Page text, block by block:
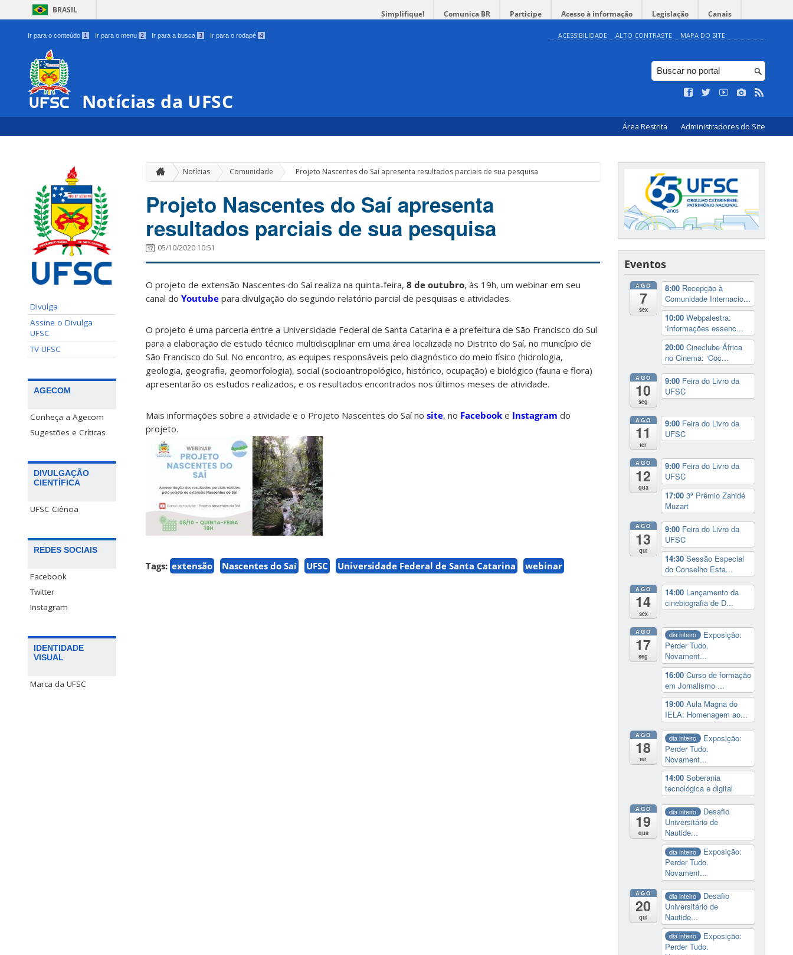
BRASIL Simplifique! Comunica BR Participe Acesso à informação Legislação Canais
Ir para o conteúdo 1 Ir para o menu 2 Ir para a busca 3 Ir para o rodapé 4 ACESSIBILIDADE ALTO CONTRASTE MAPA DO SITE
Notícias da UFSC
Área Restrita Administradores do Site
Divulga
Assine o Divulga
UFSC
TV UFSC
AGECOM
Conheça a Agecom
Sugestões e Críticas
DIVULGAÇÃO
CIENTÍFICA
UFSC Ciência
REDES SOCIAIS
Facebook
Twitter
Instagram
IDENTIDADE
VISUAL
Marca da UFSC
Notícias Comunidade » Projeto Nascentes do Saí apresenta resultados parciais de sua pesquisa
Projeto Nascentes do Saí apresenta
resultados parciais de sua pesquisa
05/10/2020 10:51
O projeto de extensão Nascentes do Saí realiza na quinta-feira, 8 de outubro, às 19h, um webinar em seu
canal do Youtube para divulgação do segundo relatório parcial de pesquisas e atividades.
O projeto é uma parceria entre a Universidade Federal de Santa Catarina e a prefeitura de São Francisco do Sul
para a elaboração de estudo técnico multidisciplinar em uma área localizada no Distrito do Saí, no município de
São Francisco do Sul. No encontro, as equipes responsáveis pelo diagnóstico do meio físico (hidrologia,
geologia, geografia, geomorfologia), social (socioantropológico, histórico, ocupação) e biológico (fauna e flora)
apresentarão os estudos realizados, e os resultados encontrados nos últimos meses de atividade.
Mais informações sobre a atividade e o Projeto Nascentes do Saí no site, no Facebook e Instagram do
projeto.
Tags: extensão Nascentes do Saí UFSC Universidade Federal de Santa Catarina webinar
Eventos
AGO
7
sex
8:00 Recepção à
Comunidade Internacio...
10:00 Webpalestra:
‘Informações essenc...
20:00 Cineclube África
no Cinema: ‘Coc...
AGO
10
seg
9:00 Feira do Livro da
UFSC
AGO
11
ter
9:00 Feira do Livro da
UFSC
AGO
12
qua
9:00 Feira do Livro da
UFSC
17:00 3º Prêmio Zahidé
Muzart
AGO
13
qui
9:00 Feira do Livro da
UFSC
14:30 Sessão Especial
do Conselho Esta...
AGO
14
sex
14:00 Lançamento da
cinebiografia de D...
AGO
17
seg
dia inteiro
Exposição:
Perder Tudo.
Novament...
16:00 Curso de formação
em Jornalismo ...
19:00 Aula Magna do
IELA: Homenagem ao...
AGO
18
ter
dia inteiro
Exposição:
Perder Tudo.
Novament...
14:00 Soberania
tecnológica e digital
AGO
19
qua
dia inteiro
Desafio
Universitário de
Nautide...
dia inteiro
Exposição:
Perder Tudo.
Novament...
AGO
20
qui
dia inteiro
Desafio
Universitário de
Nautide...
dia inteiro
Exposição:
Perder Tudo.